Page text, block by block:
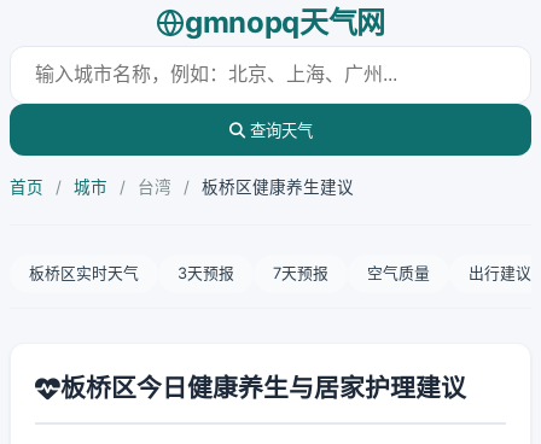
gmnopq天气网
查询天气
首页 / 城市 / 台湾 / 板桥区健康养生建议
板桥区实时天气 3天预报 7天预报 空气质量 出行建议
板桥区今日健康养生与居家护理建议